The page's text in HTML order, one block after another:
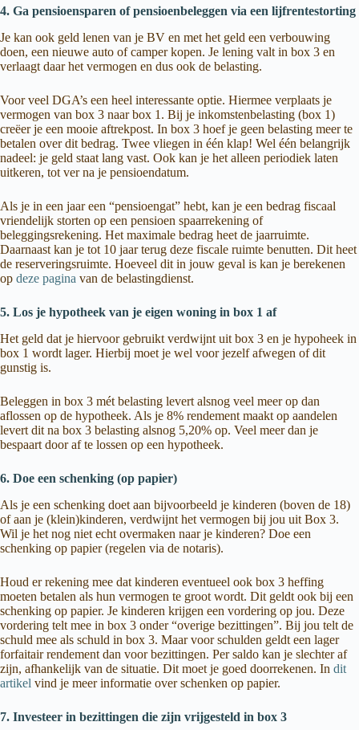
4. Ga pensioensparen of pensioenbeleggen via een lijfrentestorting
Je kan ook geld lenen van je BV en met het geld een verbouwing
doen, een nieuwe auto of camper kopen. Je lening valt in box 3 en
verlaagt daar het vermogen en dus ook de belasting.
Voor veel DGA’s een heel interessante optie. Hiermee verplaats je
vermogen van box 3 naar box 1. Bij je inkomstenbelasting (box 1)
creëer je een mooie aftrekpost. In box 3 hoef je geen belasting meer te
betalen over dit bedrag. Twee vliegen in één klap! Wel één belangrijk
nadeel: je geld staat lang vast. Ook kan je het alleen periodiek laten
uitkeren, tot ver na je pensioendatum.
Als je in een jaar een “pensioengat” hebt, kan je een bedrag fiscaal
vriendelijk storten op een pensioen spaarrekening of
beleggingsrekening. Het maximale bedrag heet de jaarruimte.
Daarnaast kan je tot 10 jaar terug deze fiscale ruimte benutten. Dit heet
de reserveringsruimte. Hoeveel dit in jouw geval is kan je berekenen
op deze pagina van de belastingdienst.
5. Los je hypotheek van je eigen woning in box 1 af
Het geld dat je hiervoor gebruikt verdwijnt uit box 3 en je hypoheek in
box 1 wordt lager. Hierbij moet je wel voor jezelf afwegen of dit
gunstig is.
Beleggen in box 3 mét belasting levert alsnog veel meer op dan
aflossen op de hypotheek. Als je 8% rendement maakt op aandelen
levert dit na box 3 belasting alsnog 5,20% op. Veel meer dan je
bespaart door af te lossen op een hypotheek.
6. Doe een schenking (op papier)
Als je een schenking doet aan bijvoorbeeld je kinderen (boven de 18)
of aan je (klein)kinderen, verdwijnt het vermogen bij jou uit Box 3.
Wil je het nog niet echt overmaken naar je kinderen? Doe een
schenking op papier (regelen via de notaris).
Houd er rekening mee dat kinderen eventueel ook box 3 heffing
moeten betalen als hun vermogen te groot wordt. Dit geldt ook bij een
schenking op papier. Je kinderen krijgen een vordering op jou. Deze
vordering telt mee in box 3 onder “overige bezittingen”. Bij jou telt de
schuld mee als schuld in box 3. Maar voor schulden geldt een lager
forfaitair rendement dan voor bezittingen. Per saldo kan je slechter af
zijn, afhankelijk van de situatie. Dit moet je goed doorrekenen. In dit
artikel vind je meer informatie over schenken op papier.
7. Investeer in bezittingen die zijn vrijgesteld in box 3